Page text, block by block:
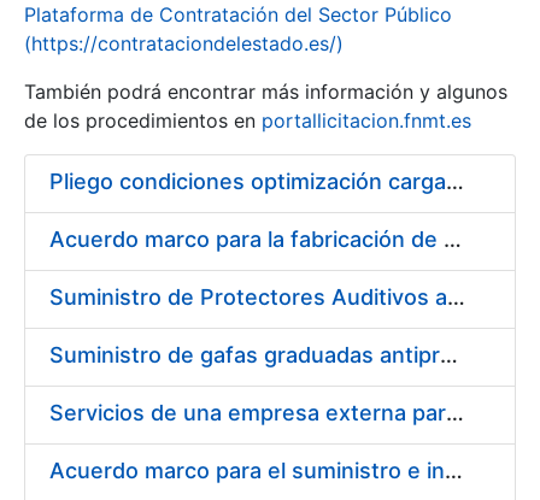
Mostra/Amaga
Plataforma de Contratación del Sector Público
(https://contrataciondelestado.es/)
También podrá encontrar más información y algunos
de los procedimientos en portallicitacion.fnmt.es
Pliego condiciones optimización cargas compras firmado
Acuerdo marco para la fabricación de piezas
Suministro de Protectores Auditivos a medida para las personas trabajadoras de los Centros de Trabajo de Madrid y Burgos
Suministro de gafas graduadas antiproyecciones para los trabajadores de la FNMT-RCM en los centros de trabajo de Madrid y Burgos
Servicios de una empresa externa para el asesoramiento y resolución de los recursos de alzada que se presentan relacionados con procesos de selección para la FNMT-RCM
Acuerdo marco para el suministro e instalación de persianas, estores y otros complementos